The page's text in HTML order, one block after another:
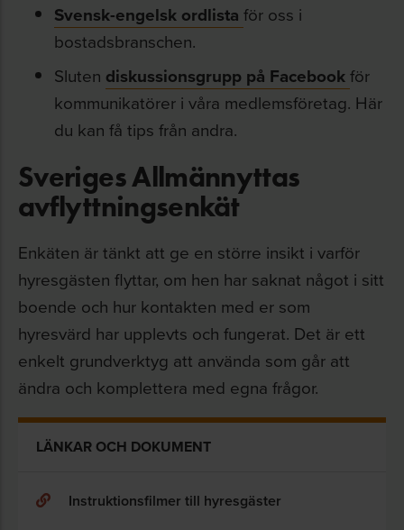
Svensk-engelsk ordlista för oss i
bostadsbranschen.
Sluten diskussionsgrupp på Facebookför
kommunikatörer i våra medlemsföretag. Här
du kan få tips från andra.
Sveriges Allmännyttas
avflyttningsenkät
Enkäten är tänkt att ge en större insikt i varför
hyresgästen flyttar, om hen har saknat något i sitt
boende och hur kontakten med er som
hyresvärd har upplevts och fungerat. Det är ett
enkelt grundverktyg att använda som går att
ändra och komplettera med egna frågor.
LÄNKAR OCH DOKUMENT
Instruktionsfilmer till hyresgäster